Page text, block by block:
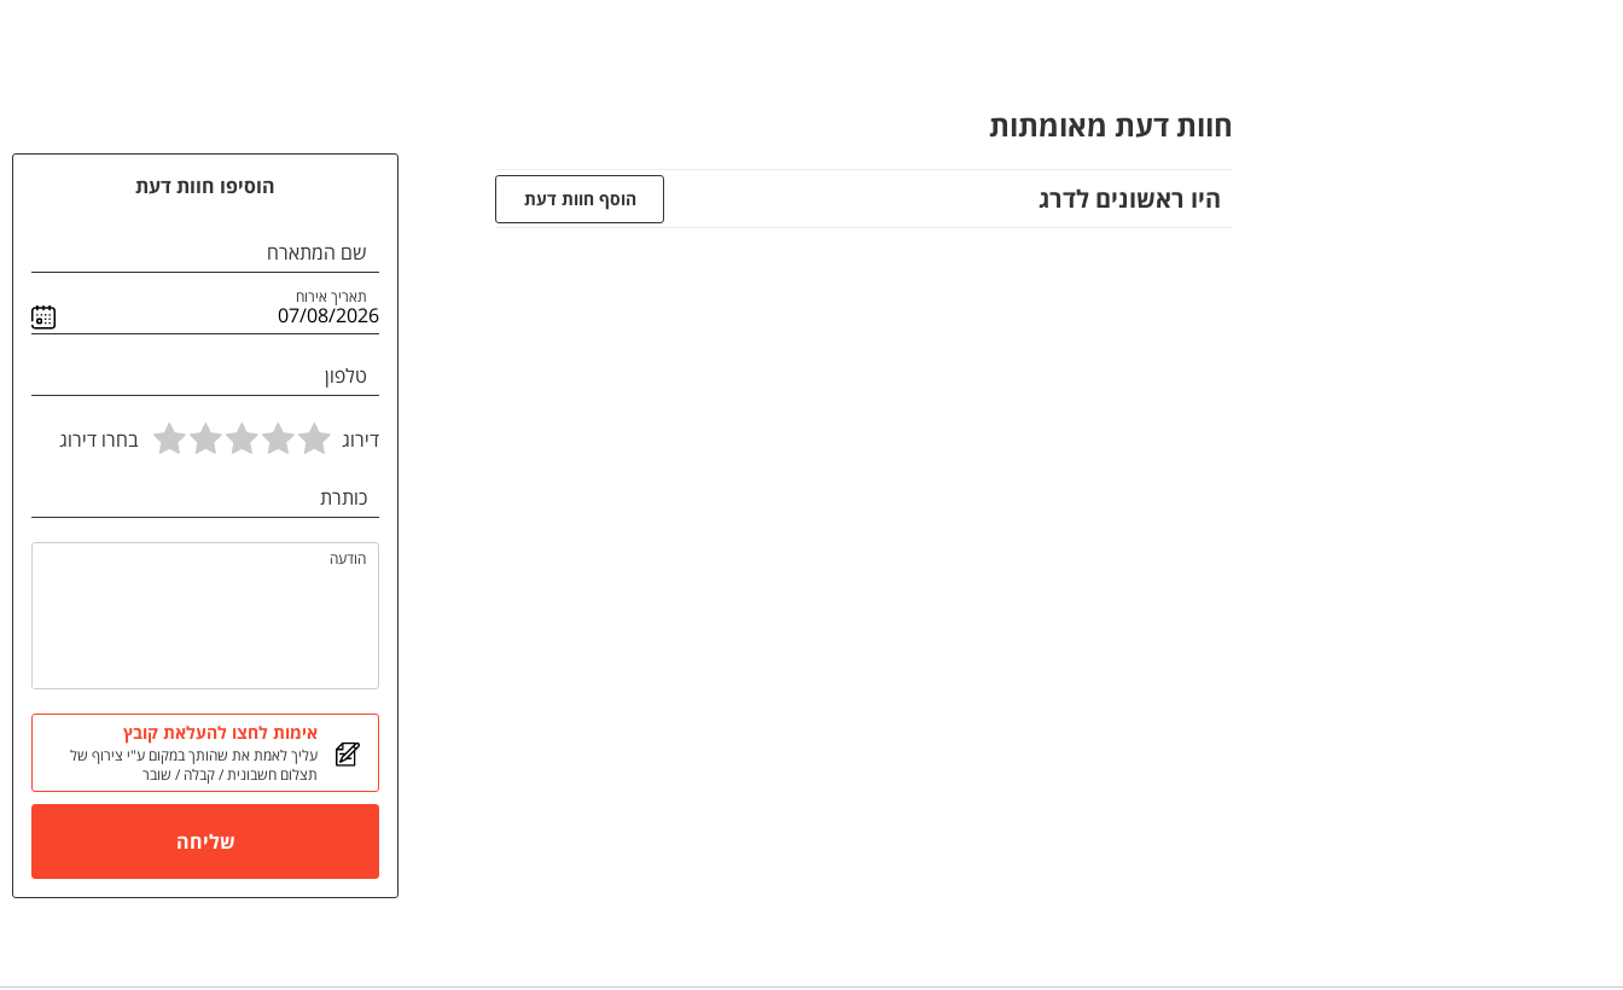
חוות דעת מאומתות
היו ראשונים לדרג הוסף חוות דעת הוסיפו חוות דעת
שם המתארח
תאריך אירוח
טלפון
דירוג בחרו דירוג
כותרת
הודעה
אימות לחצו להעלאת קובץ
עליך לאמת את שהותך במקום ע"י צירוף של
תצלום חשבונית / קבלה / שובר
שליחה